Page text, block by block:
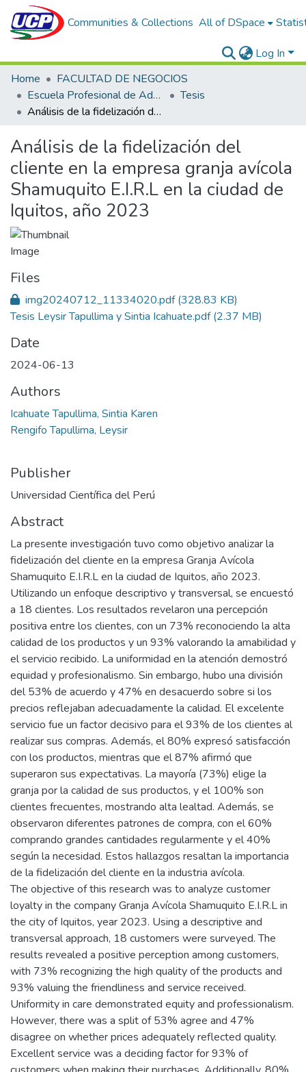
Communities & Collections All of DSpace
Log In
Home
FACULTAD DE NEGOCIOS
Escuela Profesional de Administración de Empresas
Tesis
Análisis de la fidelización del cliente en la empresa granja avícola Shamuquito E.I.R.L en la ciudad de Iquitos, año 2023
Análisis de la fidelización del
cliente en la empresa granja avícola
Shamuquito E.I.R.L en la ciudad de
Iquitos, año 2023
Files
img20240712_11334020.pdf(328.83 KB)
Tesis Leysir Tapullima y Sintia Icahuate.pdf(2.37 MB)
Date
2024-06-13
Authors
Icahuate Tapullima, Sintia Karen
Rengifo Tapullima, Leysir
Publisher
Universidad Científica del Perú
Abstract
La presente investigación tuvo como objetivo analizar la
fidelización del cliente en la empresa Granja Avícola
Shamuquito E.I.R.L en la ciudad de Iquitos, año 2023.
Utilizando un enfoque descriptivo y transversal, se encuestó
a 18 clientes. Los resultados revelaron una percepción
positiva entre los clientes, con un 73% reconociendo la alta
calidad de los productos y un 93% valorando la amabilidad y
el servicio recibido. La uniformidad en la atención demostró
equidad y profesionalismo. Sin embargo, hubo una división
del 53% de acuerdo y 47% en desacuerdo sobre si los
precios reflejaban adecuadamente la calidad. El excelente
servicio fue un factor decisivo para el 93% de los clientes al
realizar sus compras. Además, el 80% expresó satisfacción
con los productos, mientras que el 87% afirmó que
superaron sus expectativas. La mayoría (73%) elige la
granja por la calidad de sus productos, y el 100% son
clientes frecuentes, mostrando alta lealtad. Además, se
observaron diferentes patrones de compra, con el 60%
comprando grandes cantidades regularmente y el 40%
según la necesidad. Estos hallazgos resaltan la importancia
de la fidelización del cliente en la industria avícola.
The objective of this research was to analyze customer
loyalty in the company Granja Avícola Shamuquito E.I.R.L in
the city of Iquitos, year 2023. Using a descriptive and
transversal approach, 18 customers were surveyed. The
results revealed a positive perception among customers,
with 73% recognizing the high quality of the products and
93% valuing the friendliness and service received.
Uniformity in care demonstrated equity and professionalism.
However, there was a split of 53% agree and 47%
disagree on whether prices adequately reflected quality.
Excellent service was a deciding factor for 93% of